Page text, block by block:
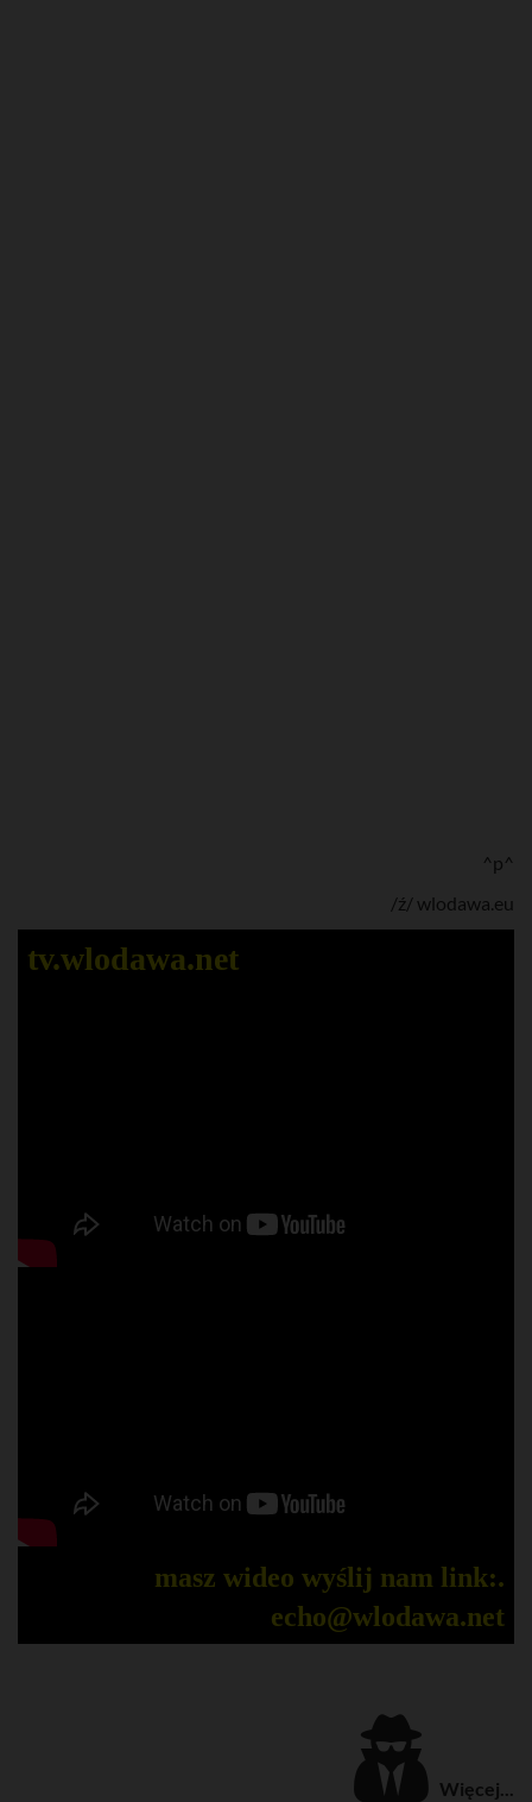
^p^
/ź/ wlodawa.eu
tv.wlodawa.net
masz wideo wyślij nam link:.
echo@wlodawa.net
Więcej...